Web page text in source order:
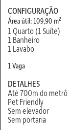
CONFIGURAÇÃO
Área útil: 109,90 m2
1 Quarto (1 Suíte)
1 Banheiro
1 Lavabo
1 Vaga
DETALHES
Até 700m do metrô
Pet Friendly
Sem elevador
Sem portaria